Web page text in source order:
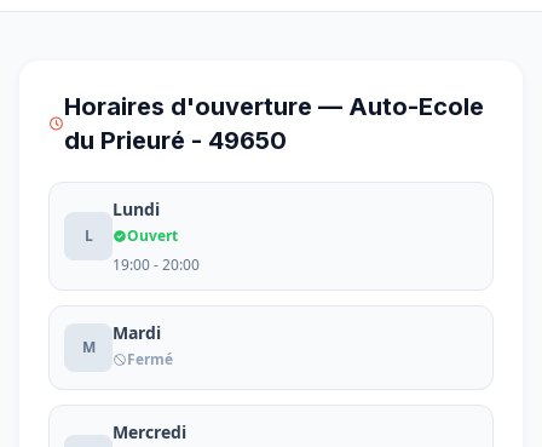
Horaires d'ouverture — Auto-Ecole
du Prieuré - 49650
L
Lundi
Ouvert
19:00 - 20:00
M
Mardi
Fermé
Mercredi